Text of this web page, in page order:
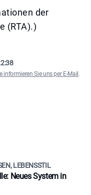
der
(RTA).)
informieren Sie uns per E-Mail .
LEBENSSTIL
Neues System in